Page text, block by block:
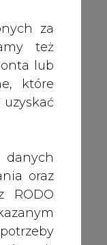
za
też
lub
które
oraz
RODO